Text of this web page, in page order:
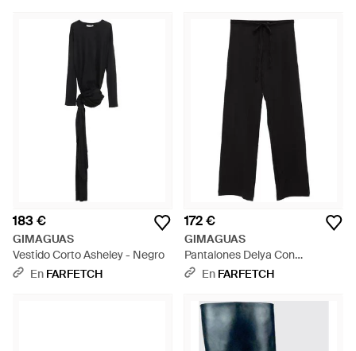
183 €
GIMAGUAS
Vestido Corto Asheley - Negro
En FARFETCH
172 €
GIMAGUAS
Pantalones Delya Con
Cordones - Negro
En FARFETCH